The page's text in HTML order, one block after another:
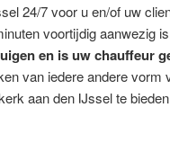
24/7 voor u en/of uw
voortijdig aanwezig
en is uw chauffeur
van iedere andere vorm
aan den IJssel te